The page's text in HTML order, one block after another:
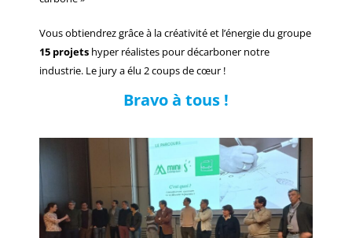
Vous obtiendrez grâce à la créativité et l’énergie du groupe
15 projets hyper réalistes pour décarboner notre
industrie. Le jury a élu 2 coups de cœur !
Bravo à tous !